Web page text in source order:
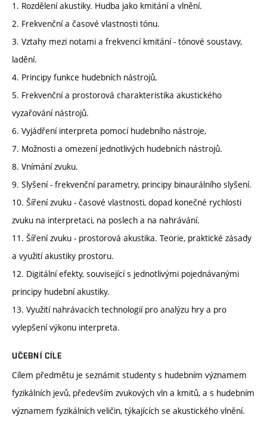
1. Rozdělení akustiky. Hudba jako kmitání a vlnění.
2. Frekvenční a časové vlastnosti tónu.
3. Vztahy mezi notami a frekvencí kmitání - tónové soustavy,
ladění.
4. Principy funkce hudebních nástrojů,
5. Frekvenční a prostorová charakteristika akustického
vyzařování nástrojů.
6. Vyjádření interpreta pomocí hudebního nástroje,
7. Možnosti a omezení jednotlivých hudebních nástrojů.
8. Vnímání zvuku.
9. Slyšení - frekvenční parametry, principy binaurálního slyšení.
10. Šíření zvuku - časové vlastnosti, dopad konečné rychlosti
zvuku na interpretaci, na poslech a na nahrávání.
11. Šíření zvuku - prostorová akustika. Teorie, praktické zásady
a využití akustiky prostoru.
12. Digitální efekty, související s jednotlivými pojednávanými
principy hudební akustiky.
13. Využití nahrávacích technologií pro analýzu hry a pro
vylepšení výkonu interpreta.
UČEBNÍ CÍLE
Cílem předmětu je seznámit studenty s hudebním významem
fyzikálních jevů, především zvukových vln a kmitů, a s hudebním
významem fyzikálních veličin, týkajících se akustického vlnění.